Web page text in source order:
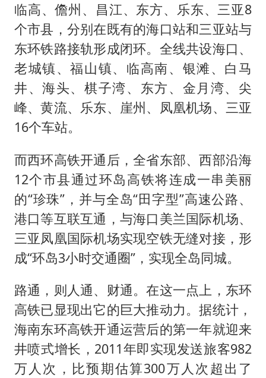
临高、儋州、昌江、东方、乐东、三亚8
个市县，分别在既有的海口站和三亚站与
东环铁路接轨形成闭环。全线共设海口、
老城镇、福山镇、临高南、银滩、白马
井、海头、棋子湾、东方、金月湾、尖
峰、黄流、乐东、崖州、凤凰机场、三亚
16个车站。
而西环高铁开通后，全省东部、西部沿海
12个市县通过环岛高铁将连成一串美丽
的“珍珠”，并与全岛“田字型”高速公路、
港口等互联互通，与海口美兰国际机场、
三亚凤凰国际机场实现空铁无缝对接，形
成“环岛3小时交通圈”，实现全岛同城。
路通，则人通、财通。在这一点上，东环
高铁已显现出它的巨大推动力。据统计，
海南东环高铁开通运营后的第一年就迎来
井喷式增长，2011年即实现发送旅客982
万人次，比预期估算300万人次超出了